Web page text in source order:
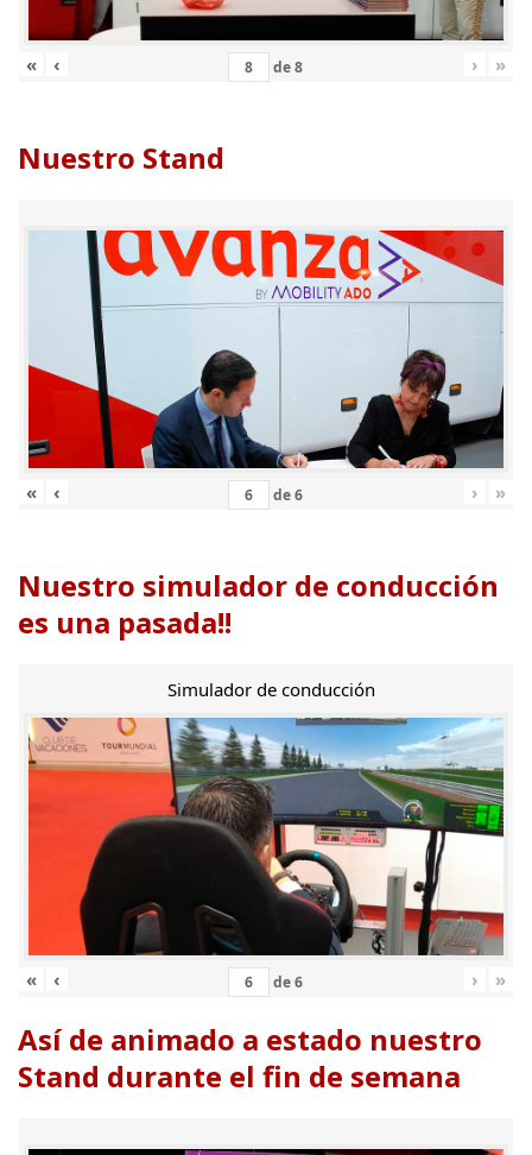
« ‹ de8 › »
Nuestro Stand
« ‹ de6 › »
Nuestro simulador de conducción
es una pasada!!
Simulador de conducción
« ‹ de6 › »
Así de animado a estado nuestro
Stand durante el fin de semana